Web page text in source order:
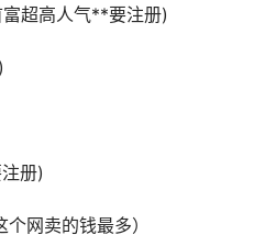
高人气**要注册)
册)
卖的钱最多）